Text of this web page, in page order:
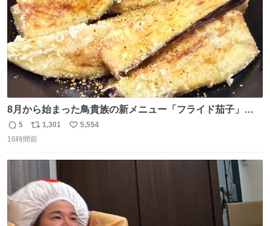
8月から始まった鳥貴族の新メニュー「フライド茄子」が
うますぎでした 信じて……
返
信
5
リ
ポ
数
1,301
い
5,554
16時間前